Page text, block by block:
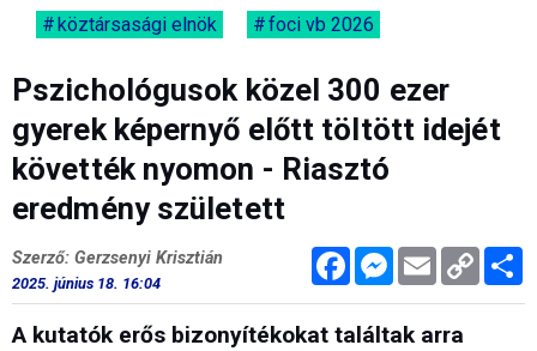
köztársasági elnök foci vb 2026
Pszichológusok közel 300 ezer
gyerek képernyő előtt töltött idejét
követték nyomon - Riasztó
eredmény született
FacebookMessenger
Email Copy
Link
Szerző: Gerzsenyi Krisztián
2025. június 18. 16:04
A kutatók erős bizonyítékokat találtak arra